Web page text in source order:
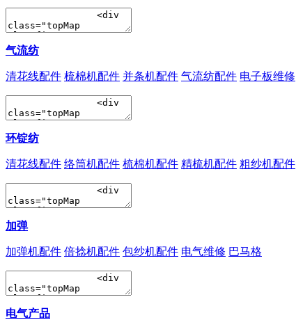
气流纺
清花线配件 梳棉机配件 并条机配件 气流纺配件 电子板维修
环锭纺
清花线配件 络筒机配件 梳棉机配件 精梳机配件 粗纱机配件
加弹
加弹机配件 倍捻机配件 包纱机配件 电气维修 巴马格
电气产品